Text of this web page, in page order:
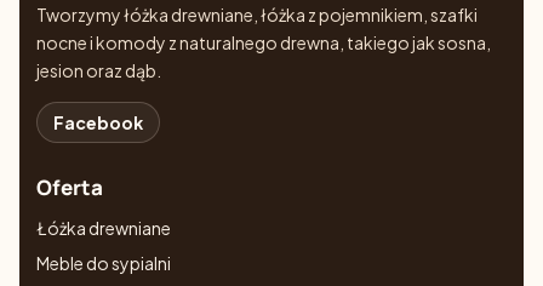
Tworzymy łóżka drewniane, łóżka z pojemnikiem, szafki
nocne i komody z naturalnego drewna, takiego jak sosna,
jesion oraz dąb.
Facebook
Oferta
Łóżka drewniane
Meble do sypialni